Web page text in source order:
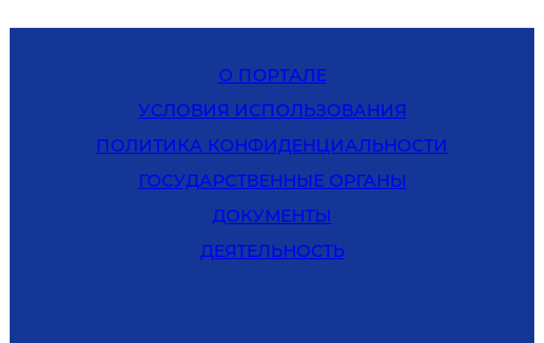
О ПОРТАЛЕ
УСЛОВИЯ ИСПОЛЬЗОВАНИЯ
ПОЛИТИКА КОНФИДЕНЦИАЛЬНОСТИ
ГОСУДАРСТВЕННЫЕ ОРГАНЫ
ДОКУМЕНТЫ
ДЕЯТЕЛЬНОСТЬ